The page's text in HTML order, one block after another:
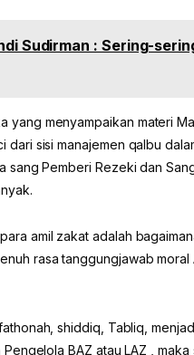
Sudirman : Sering-
yang menyampaikan materi
dari sisi manajemen qalbu
Pemberi Rezeki dan
amil zakat adalah
rasa tanggungjawab moral
shiddiq, Tabliq,
BAZ atau LAZ , maka